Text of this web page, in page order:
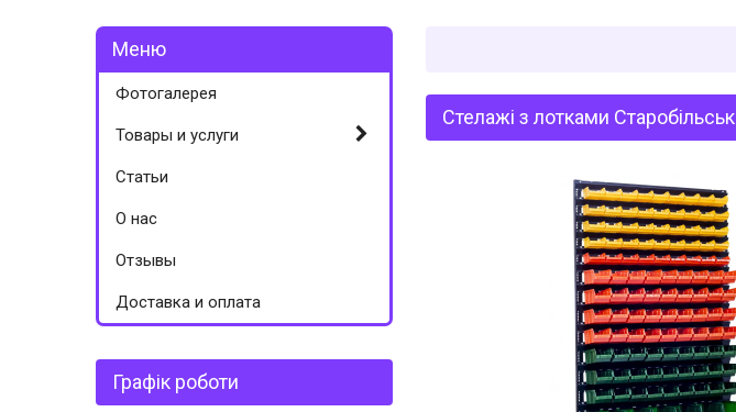
Стелажі з лотками Старобільськ
Фотогалерея
Товары и услуги
Статьи
О нас
Отзывы
Доставка и оплата
Графік роботи